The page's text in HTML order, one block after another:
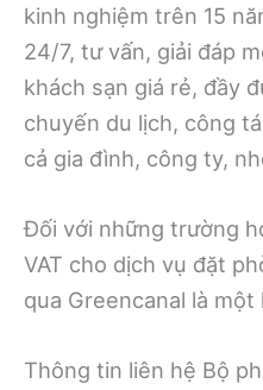
kinh nghiệm trên 15
24/7, tư vấn, giải đáp
khách sạn giá rẻ, đầy
chuyến du lịch, công
cả gia đình, công ty,
Đối với những trường
VAT cho dịch vụ đặt
qua Greencanal là
Thông tin liên hệ Bộ